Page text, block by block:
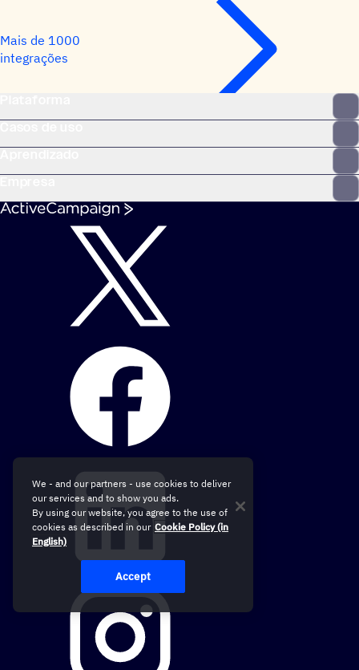
Mais de 1000
integrações
We - and our partners - use cookies to deliver
our services and to show you ads.
By using our website, you agree to the use of
cookies as described in our Cookie Policy (in
English)
Accept